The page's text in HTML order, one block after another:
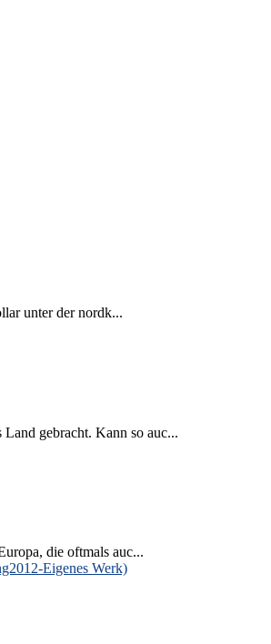
unter der nordk...
gebracht. Kann so auc...
die oftmals auc...